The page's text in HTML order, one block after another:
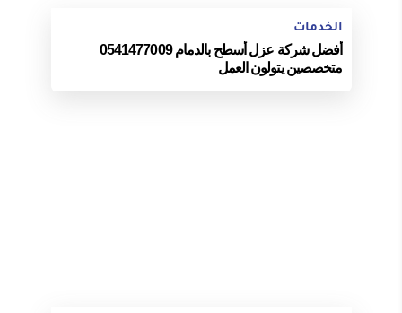
الخدمات
أفضل شركة عزل أسطح بالدمام 0541477009
متخصصين يتولون العمل